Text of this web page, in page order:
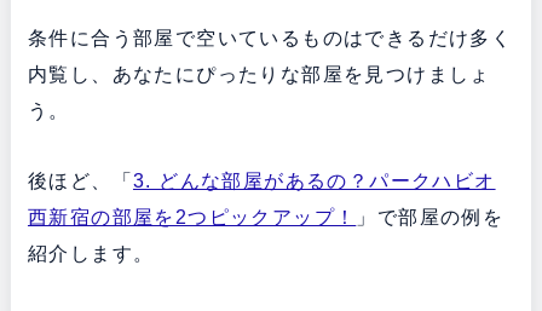
条件に合う部屋で空いているものはできるだけ多く
内覧し、あなたにぴったりな部屋を見つけましょ
う。
後ほど、「 3. どんな部屋があるの？パークハビオ
西新宿の部屋を2つピックアップ！
」で部屋の例を
紹介します。